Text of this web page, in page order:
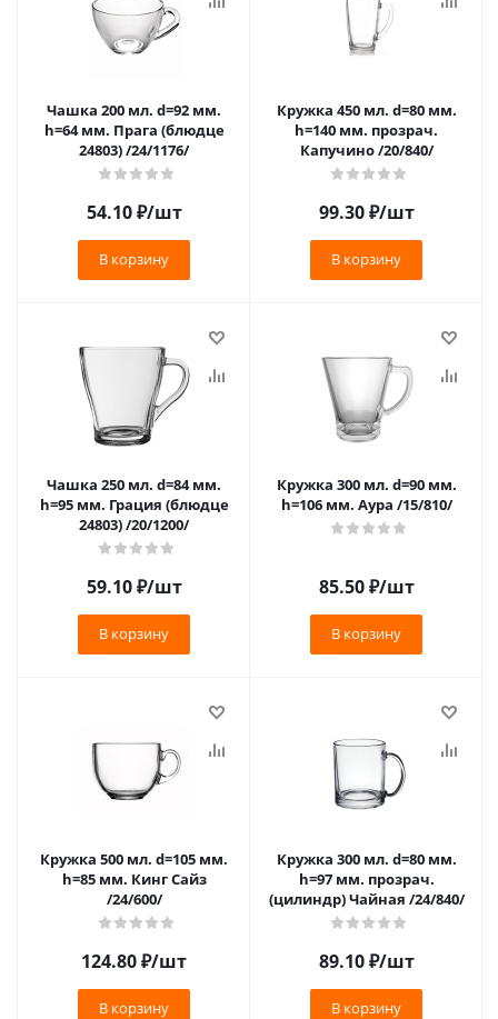
Чашка 200 мл. d=92 мм.
h=64 мм. Прага (блюдце
24803) /24/1176/
54.10₽/шт
В корзину
Кружка 450 мл. d=80 мм.
h=140 мм. прозрач.
Капучино /20/840/
99.30₽/шт
В корзину
Чашка 250 мл. d=84 мм.
h=95 мм. Грация (блюдце
24803) /20/1200/
59.10₽/шт
В корзину
Кружка 300 мл. d=90 мм.
h=106 мм. Аура /15/810/
85.50₽/шт
В корзину
Кружка 500 мл. d=105 мм.
h=85 мм. Кинг Сайз
/24/600/
124.80₽/шт
В корзину
Кружка 300 мл. d=80 мм.
h=97 мм. прозрач.
(цилиндр) Чайная /24/840/
89.10₽/шт
В корзину